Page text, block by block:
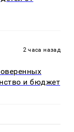
2 часа назад
и бюджет